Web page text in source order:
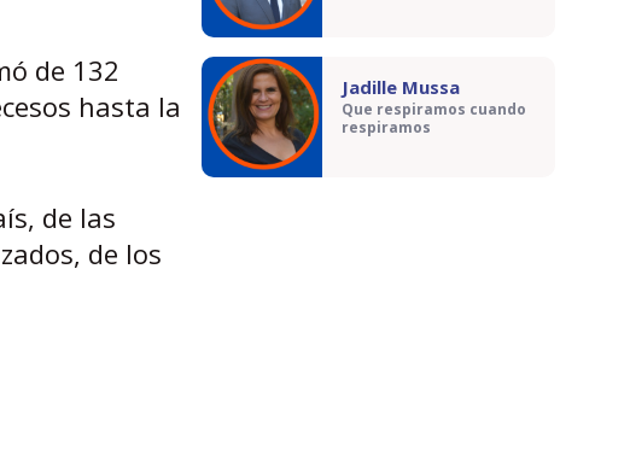
de 132
hasta la
de las
de los
Jadille Mussa
Que respiramos cuando
respiramos